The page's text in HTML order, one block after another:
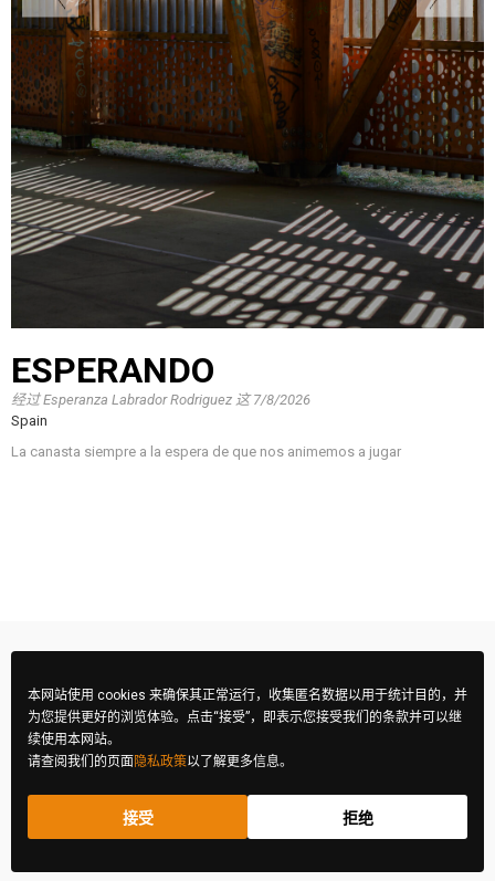
ESPERANDO
经过Esperanza Labrador Rodriguez 这7/8/2026
Spain
La canasta siempre a la espera de que nos animemos a jugar
FIBA 摄影大赛 © 2026 版权所有
本网站使用 cookies 来确保其正常运行，收集匿名数据以用于统计目的，并
为您提供更好的浏览体验。点击“接受”，即表示您接受我们的条款并可以继
续使用本网站。
请查阅我们的页面 隐私政策以了解更多信息。
接受 拒绝